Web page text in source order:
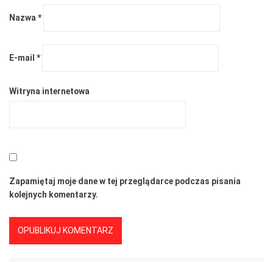
Nazwa *
E-mail *
Witryna internetowa
Zapamiętaj moje dane w tej przeglądarce podczas pisania
kolejnych komentarzy.